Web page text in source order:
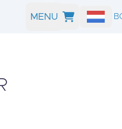
ZOEK EN
MENU